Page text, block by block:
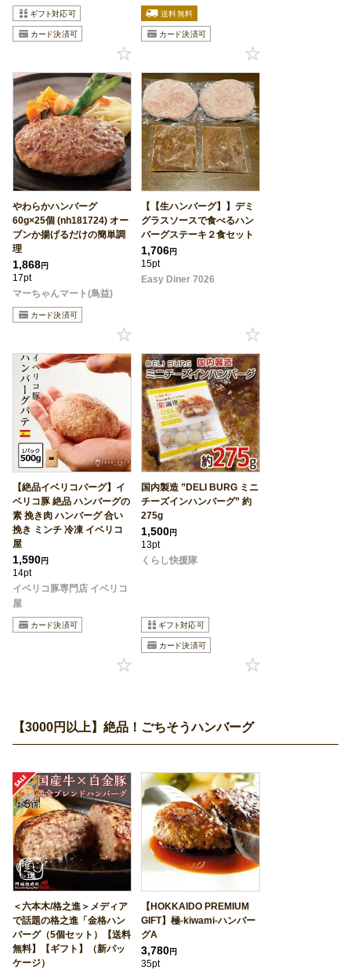
やわらかハンバーグ
60g×25個 (nh181724) オー
ブンか揚げるだけの簡単調
理
1,868円
17pt
マーちゃんマート(鳥益)
【【生ハンバーグ】】デミ
グラスソースで食べるハン
バーグステーキ２食セット
1,706円
15pt
Easy Diner 7026
【絶品イベリコバーグ】イ
ベリコ豚 絶品 ハンバーグの
素 挽き肉 ハンバーグ 合い
挽き ミンチ 冷凍 イベリコ
屋
1,590円
14pt
イベリコ豚専門店 イベリコ
屋
国内製造 ”DELI BURG ミニ
チーズインハンバーグ” 約
275g
1,500円
13pt
くらし快援隊
【3000円以上】絶品！ごちそうハンバーグ
＜六本木/格之進＞メディア
で話題の格之進「金格ハン
バーグ（5個セット）【送料
無料】【ギフト】（新パッ
ケージ）
【HOKKAIDO PREMIUM
GIFT】極-kiwami-ハンバー
グA
3,780円
35pt